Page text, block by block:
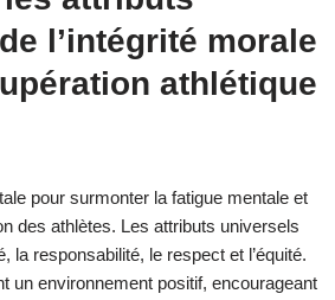
attributs
l’intégrité morale